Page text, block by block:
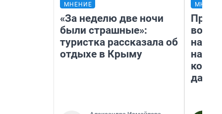
МНЕНИЕ
«За неделю две ночи
были страшные»:
туристка рассказала об
отдыхе в Крыму
нам
даже